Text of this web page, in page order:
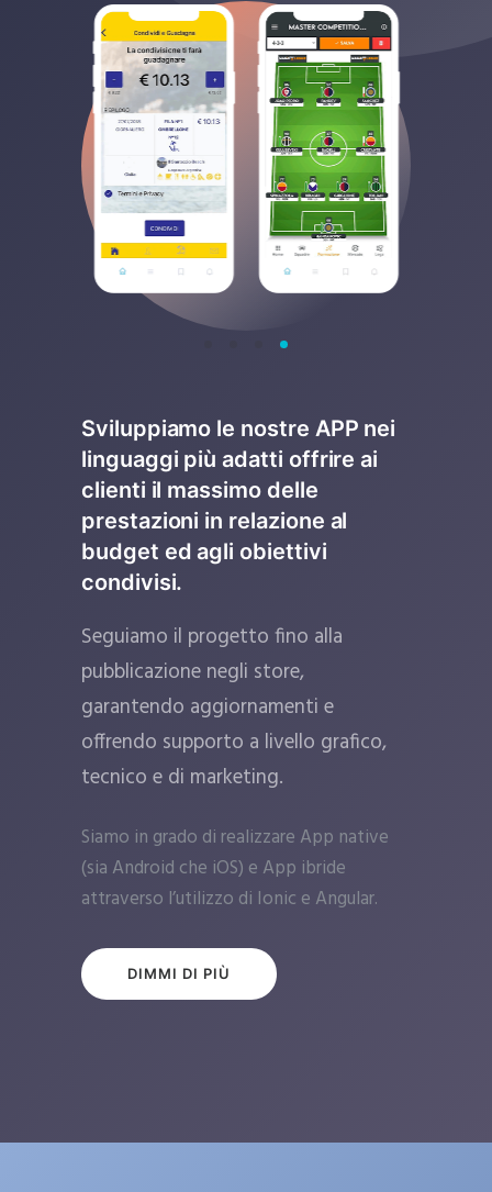
Sviluppiamo le nostre APP nei
linguaggi più adatti offrire ai
clienti il massimo delle
prestazioni in relazione al
budget ed agli obiettivi
condivisi.
Seguiamo il progetto fino alla
pubblicazione negli store,
garantendo aggiornamenti e
offrendo supporto a livello grafico,
tecnico e di marketing.
Siamo in grado di realizzare App native
(sia Android che iOS) e App ibride
attraverso l’utilizzo di Ionic e Angular.
DIMMI DI PIÙ